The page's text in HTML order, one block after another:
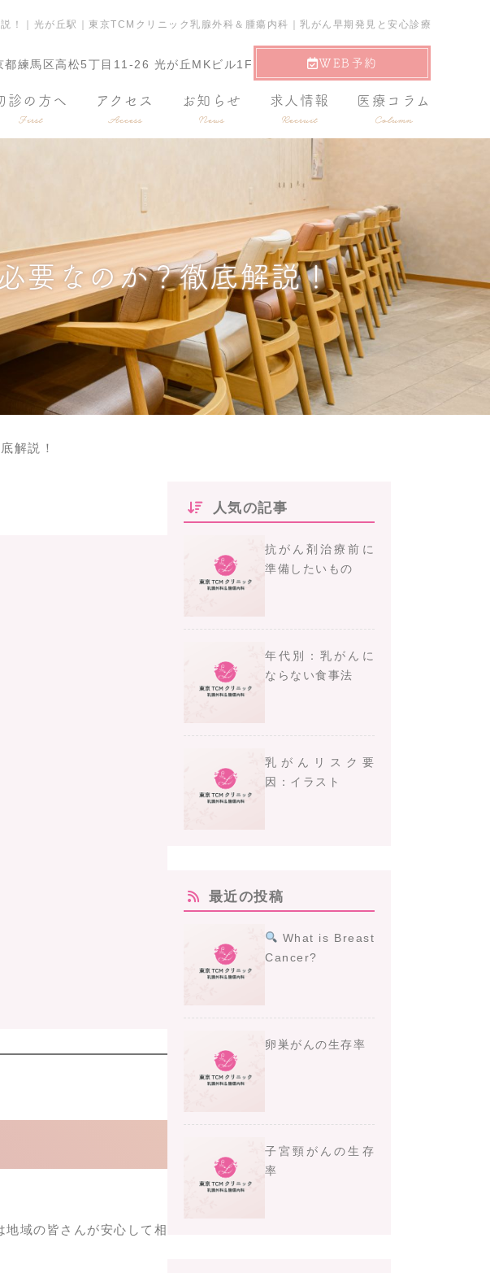
！｜光が丘駅｜東京TCMクリニック乳腺外科＆腫瘍内科｜乳がん早期発見と安心診療
都練馬区高松5丁目11-26 光が丘MKビル1F WEB予約
診の方へ
First
アクセス
Access
お知らせ
News
求人情報
Recruit
医療コラム
Column
要なのか？徹底解説！
解説！
域の皆さんが安心して相
人気の記事
抗がん剤治療前に
準備したいもの
年代別：乳がんに
ならない食事法
乳がんリスク要
因：イラスト
最近の投稿
What is Breast
Cancer?
卵巣がんの生存率
子宮頸がんの生存
率